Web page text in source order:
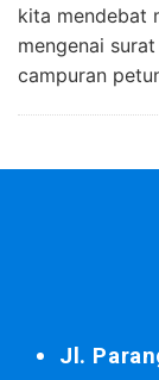
kita mendebat
mengenai
campuran
Jl.